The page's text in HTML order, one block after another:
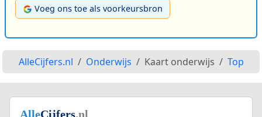
Voeg ons toe als voorkeursbron
AlleCijfers.nl Onderwijs Kaart onderwijs Top